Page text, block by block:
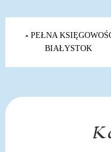
Nawigacja
wpisu
PEŁNA
BIAŁYSTOK